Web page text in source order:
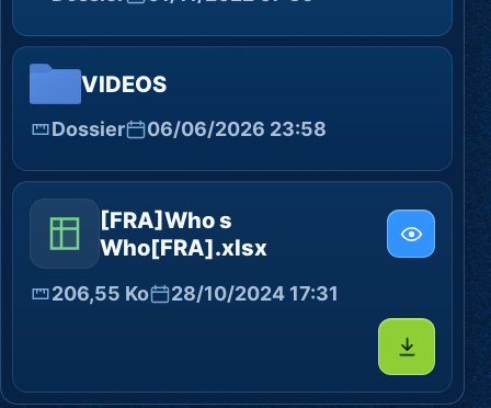
VIDEOS
Dossier 06/06/2026 23:58
[FRA]Who s
Who[FRA].xlsx
206,55 Ko 28/10/2024 17:31